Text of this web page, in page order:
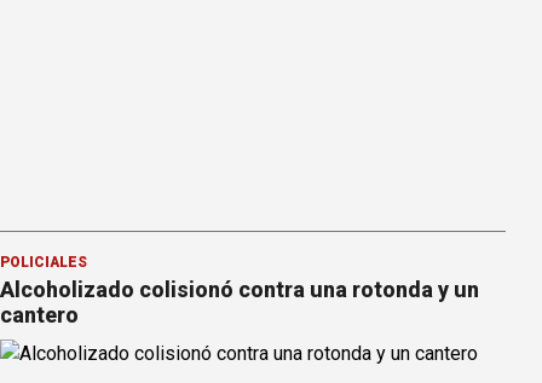
POLICIALES
Alcoholizado colisionó contra una rotonda y un
cantero